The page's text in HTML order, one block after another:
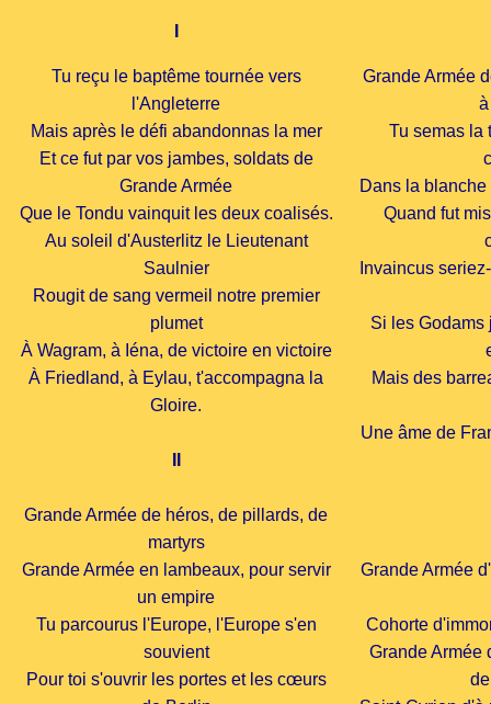
Tu reçu le baptême tournée vers
l'Angleterre
Mais après le défi abandonnas la mer
Et ce fut par vos jambes, soldats de
Grande Armée
Que le Tondu vainquit les deux coalisés.
Au soleil d'Austerlitz le Lieutenant
Saulnier
Rougit de sang vermeil notre premier
plumet
À Wagram, à Iéna, de victoire en victoire
À Friedland, à Eylau, t'accompagna la
Gloire.
Grande Armée de héros, de pillards, de
martyrs
Grande Armée en lambeaux, pour servir
un empire
Tu parcourus l'Europe, l'Europe s'en
souvient
Pour toi s'ouvrir les portes et les cœurs
Grande Armée
Tu semas la
Dans la
Quand fut
Invaincus
Si les
Mais des
Une âme de
Grande Armée
Cohorte
Grande Armée